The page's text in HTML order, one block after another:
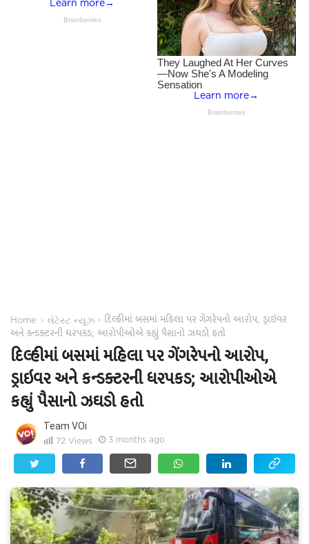
Home › લેટેસ્ટ ન્યૂઝ › દિલ્હીમાં બસમાં મહિલા પર ગેંગરેપનો આરોપ, ડ્રાઇવર
અને કન્ડક્ટરની ધરપકડ; આરોપીઓએ કહ્યું પૈસાનો ઝઘડો હતો
દિલ્હીમાં બસમાં મહિલા પર ગેંગરેપનો આરોપ,
ડ્રાઇવર અને કન્ડક્ટરની ધરપકડ; આરોપીઓએ
કહ્યું પૈસાનો ઝઘડો હતો
Team VOi
72 Views 3 months ago